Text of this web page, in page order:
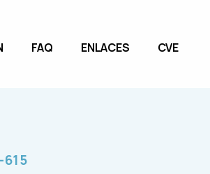
FAQ ENLACES CVE
615